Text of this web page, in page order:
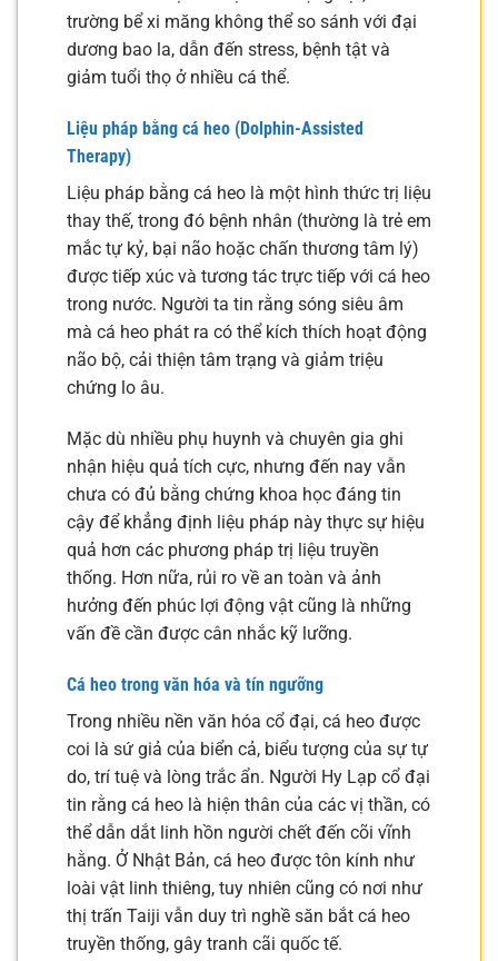
trường bể xi măng không thể so sánh với đại
dương bao la, dẫn đến stress, bệnh tật và
giảm tuổi thọ ở nhiều cá thể.
Liệu pháp bằng cá heo (Dolphin-Assisted
Therapy)
Liệu pháp bằng cá heo là một hình thức trị liệu
thay thế, trong đó bệnh nhân (thường là trẻ em
mắc tự kỷ, bại não hoặc chấn thương tâm lý)
được tiếp xúc và tương tác trực tiếp với cá heo
trong nước. Người ta tin rằng sóng siêu âm
mà cá heo phát ra có thể kích thích hoạt động
não bộ, cải thiện tâm trạng và giảm triệu
chứng lo âu.
Mặc dù nhiều phụ huynh và chuyên gia ghi
nhận hiệu quả tích cực, nhưng đến nay vẫn
chưa có đủ bằng chứng khoa học đáng tin
cậy để khẳng định liệu pháp này thực sự hiệu
quả hơn các phương pháp trị liệu truyền
thống. Hơn nữa, rủi ro về an toàn và ảnh
hưởng đến phúc lợi động vật cũng là những
vấn đề cần được cân nhắc kỹ lưỡng.
Cá heo trong văn hóa và tín ngưỡng
Trong nhiều nền văn hóa cổ đại, cá heo được
coi là sứ giả của biển cả, biểu tượng của sự tự
do, trí tuệ và lòng trắc ẩn. Người Hy Lạp cổ đại
tin rằng cá heo là hiện thân của các vị thần, có
thể dẫn dắt linh hồn người chết đến cõi vĩnh
hằng. Ở Nhật Bản, cá heo được tôn kính như
loài vật linh thiêng, tuy nhiên cũng có nơi như
thị trấn Taiji vẫn duy trì nghề săn bắt cá heo
truyền thống, gây tranh cãi quốc tế.